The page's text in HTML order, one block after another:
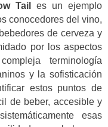
Tail
es un ejemplo
conocedores del vino,
de cerveza y
por los aspectos
terminología
y la sofisticación
estos puntos de
de beber, accesible y
esas